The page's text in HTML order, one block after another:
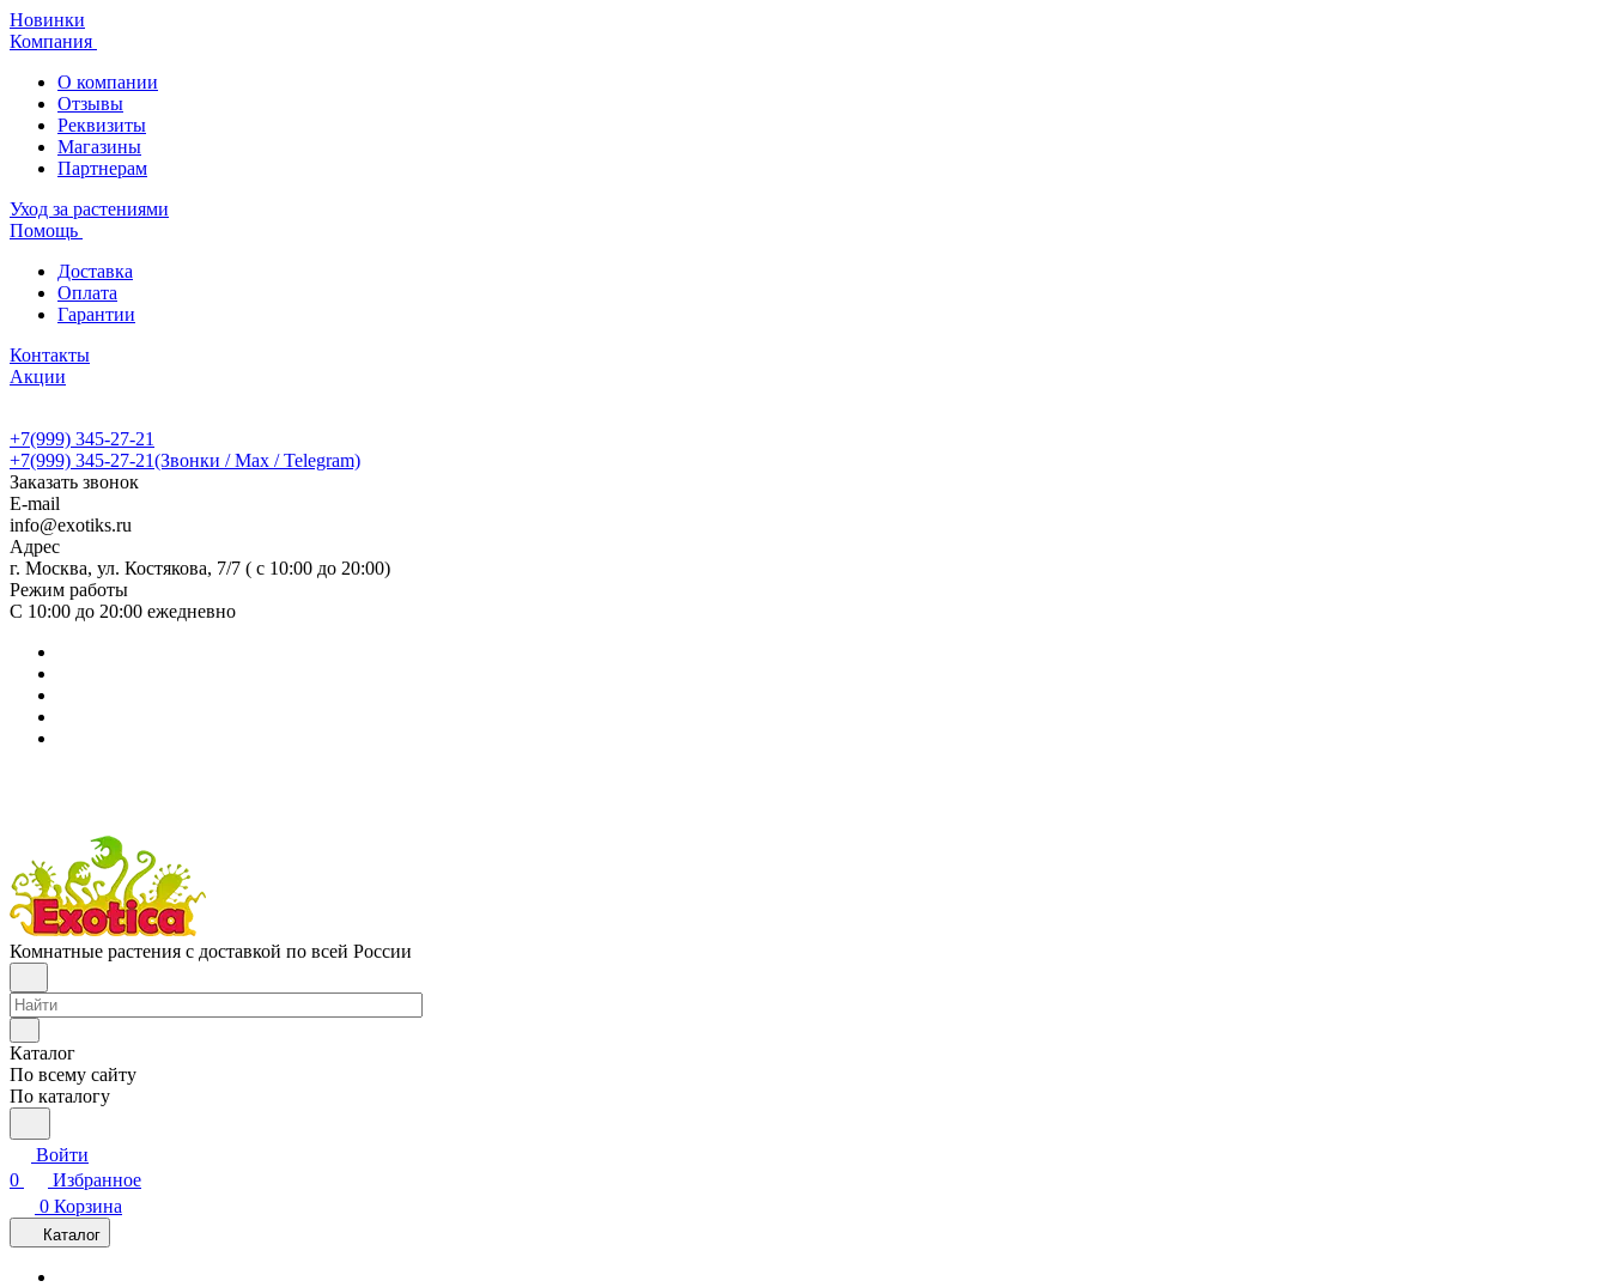
Новинки
Компания
О компании
Отзывы
Реквизиты
Магазины
Партнерам
Уход за растениями
Помощь
Доставка
Оплата
Гарантии
Контакты
Акции
+7(999) 345-27-21
+7(999) 345-27-21(Звонки / Max / Telegram)
Заказать звонок
E-mail
info@exotiks.ru
Адрес
г. Москва, ул. Костякова, 7/7 ( с 10:00 до 20:00)
Режим работы
С 10:00 до 20:00 ежедневно
Комнатные растения с доставкой по всей России
Каталог
По всему сайту
По каталогу
Войти
0
Избранное
0 Корзина
Каталог